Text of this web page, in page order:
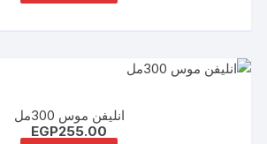
انليفن موس 300مل
EGP255.00